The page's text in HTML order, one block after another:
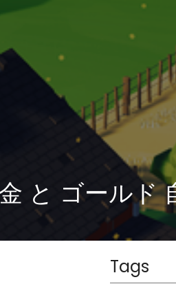
と ゴールド
Tags